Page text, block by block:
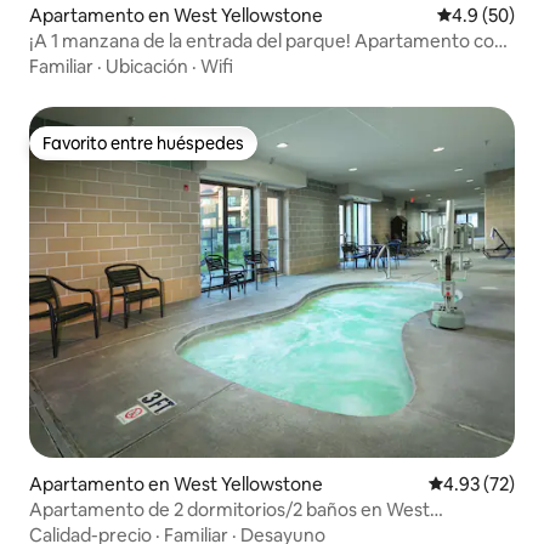
Apartamento en West Yellowstone Calificación
4.9 (50)
¡A 1 manzana de la entrada del parque! Apartamento con
capacidad para 4 personas
Familiar · Ubicación · Wifi
Favorito entre huéspedes
Favorito entre huéspedes
Apartamento en West Yellowstone Calificación
4.93 (72)
Apartamento de 2 dormitorios/2 baños en West
Yellowstone
Calidad-precio · Familiar · Desayuno